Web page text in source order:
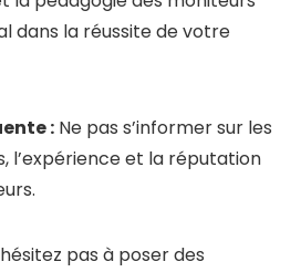
dans la réussite de votre
: Ne pas s’informer sur les
l’expérience et la réputation
pas à poser des